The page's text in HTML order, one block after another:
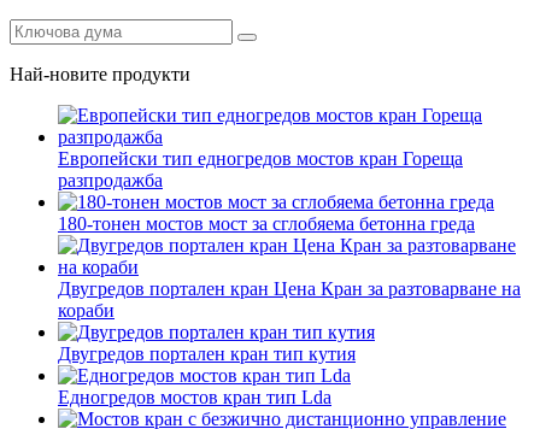
Най-новите продукти
Европейски тип едногредов мостов кран Гореща
разпродажба
180-тонен мостов мост за сглобяема бетонна греда
Двугредов портален кран Цена Кран за разтоварване на
кораби
Двугредов портален кран тип кутия
Едногредов мостов кран тип Lda